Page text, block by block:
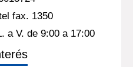
fax. 1350
a V. de 9:00 a 17:00